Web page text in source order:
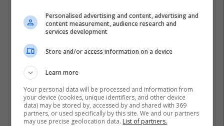
Personalised advertising and content, advertising and
content measurement, audience research and
services development
Store and/or access information on a device
Learn more
Your personal data will be processed and information from
your device (cookies, unique identifiers, and other device
data) may be stored by, accessed by and shared with 369
partners, or used specifically by this site. We and our partners
may use precise geolocation data. List of partners.